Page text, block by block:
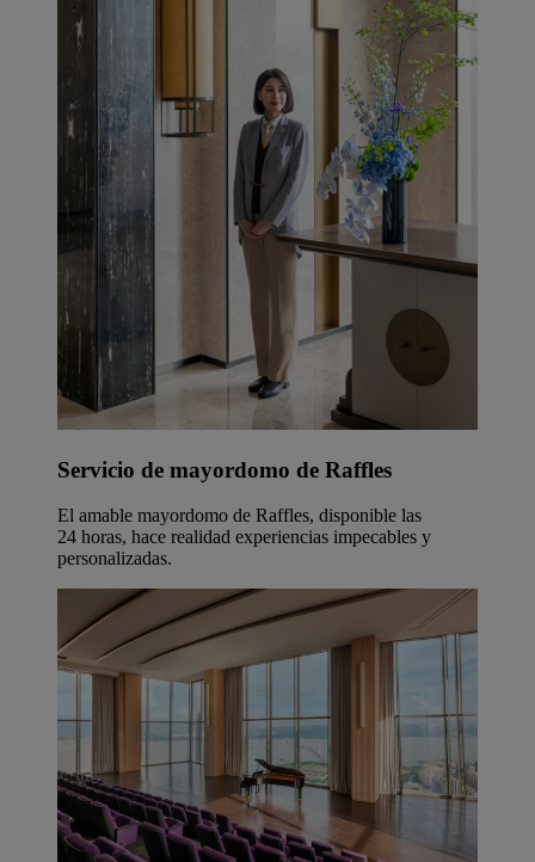
Servicio de mayordomo de Raffles
El amable mayordomo de Raffles, disponible las
24 horas, hace realidad experiencias impecables y
personalizadas.